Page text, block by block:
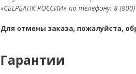
«СБЕРБАНК РОССИИ» по телефону: 8 (800)
Для отмены заказа, пожалуйста,
Гарантии